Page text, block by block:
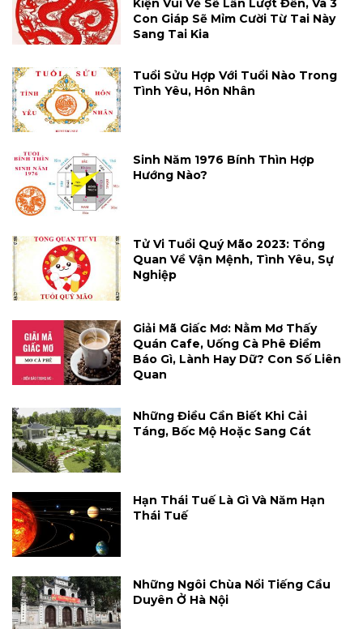
Kiện Vui Vẻ Sẽ Lần Lượt Đến, Và 3
Con Giáp Sẽ Mỉm Cười Từ Tai Này
Sang Tai Kia
Tuổi Sửu Hợp Với Tuổi Nào Trong
Tình Yêu, Hôn Nhân
Sinh Năm 1976 Bính Thìn Hợp
Hướng Nào?
Tử Vi Tuổi Quý Mão 2023: Tổng
Quan Về Vận Mệnh, Tình Yêu, Sự
Nghiệp
Giải Mã Giấc Mơ: Nằm Mơ Thấy
Quán Cafe, Uống Cà Phê Điềm
Báo Gì, Lành Hay Dữ? Con Số Liên
Quan
Những Điều Cần Biết Khi Cải
Táng, Bốc Mộ Hoặc Sang Cát
Hạn Thái Tuế Là Gì Và Năm Hạn
Thái Tuế
Những Ngôi Chùa Nổi Tiếng Cầu
Duyên Ở Hà Nội